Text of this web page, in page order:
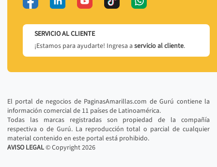
SERVICIO AL CLIENTE
¡Estamos para ayudarte! Ingresa a servicio al cliente.
El portal de negocios de PaginasAmarillas.com de Gurú contiene la
información comercial de 11 países de Latinoamérica.
Todas las marcas registradas son propiedad de la compañía
respectiva o de Gurú. La reproducción total o parcial de cualquier
material contenido en este portal está prohibido.
AVISO LEGAL© Copyright2026